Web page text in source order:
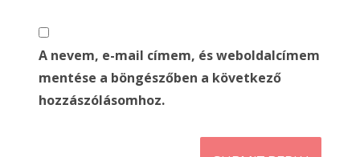
A nevem, e-mail címem, és weboldalcímem
mentése a böngészőben a következő
hozzászólásomhoz.